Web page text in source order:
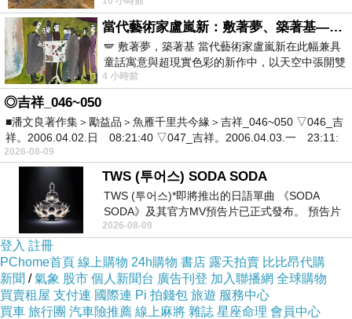
基金會，幫助有需要的病患，並藉此呼籲各界響應捐血。
台灣新生報航運網
當代藝術家盧嵐新：敷著夢、築著基——讓筆觸成為存在過的證據，將相遇的溫度熔鑄成新的模樣
🪽 敷著夢，築著基 當代藝術家盧嵐新在此幅兼具
童話寓意與超現實色彩的新作中，以天空中張開雙
翼的神聖形象與地面上聚集的人群對話，
4 小時前
◎吉祥_046~050
■潘文良著作集＞勵益品＞魚雁千里共今緣＞吉祥_046~050 ▽046_吉
祥。2006.04.02.日 08:21:40 ▽047_吉祥。2006.04.03.一 23:11:
2026-08-09
TWS (투어스) SODA SODA
TWS (투어스)*即將推出的日語單曲 《SODA
SODA》及其官方MV預告片已正式發布。 預告片
一經發布， 就引發了粉絲們對這次夏季回
2026-08-09
登入 註冊
PChome首頁 線上購物 24h購物 書店 露天拍賣 比比昂代購
新聞 /氣象 股市 個人新聞台 廣告刊登 加入聯播網 全球購物
買賣租屋 支付連 國際連 Pi 拍錢包 旅遊 服務中心
買車 旅行團 汽車險推薦 線上麻將 雜誌 星座命理 會員中心